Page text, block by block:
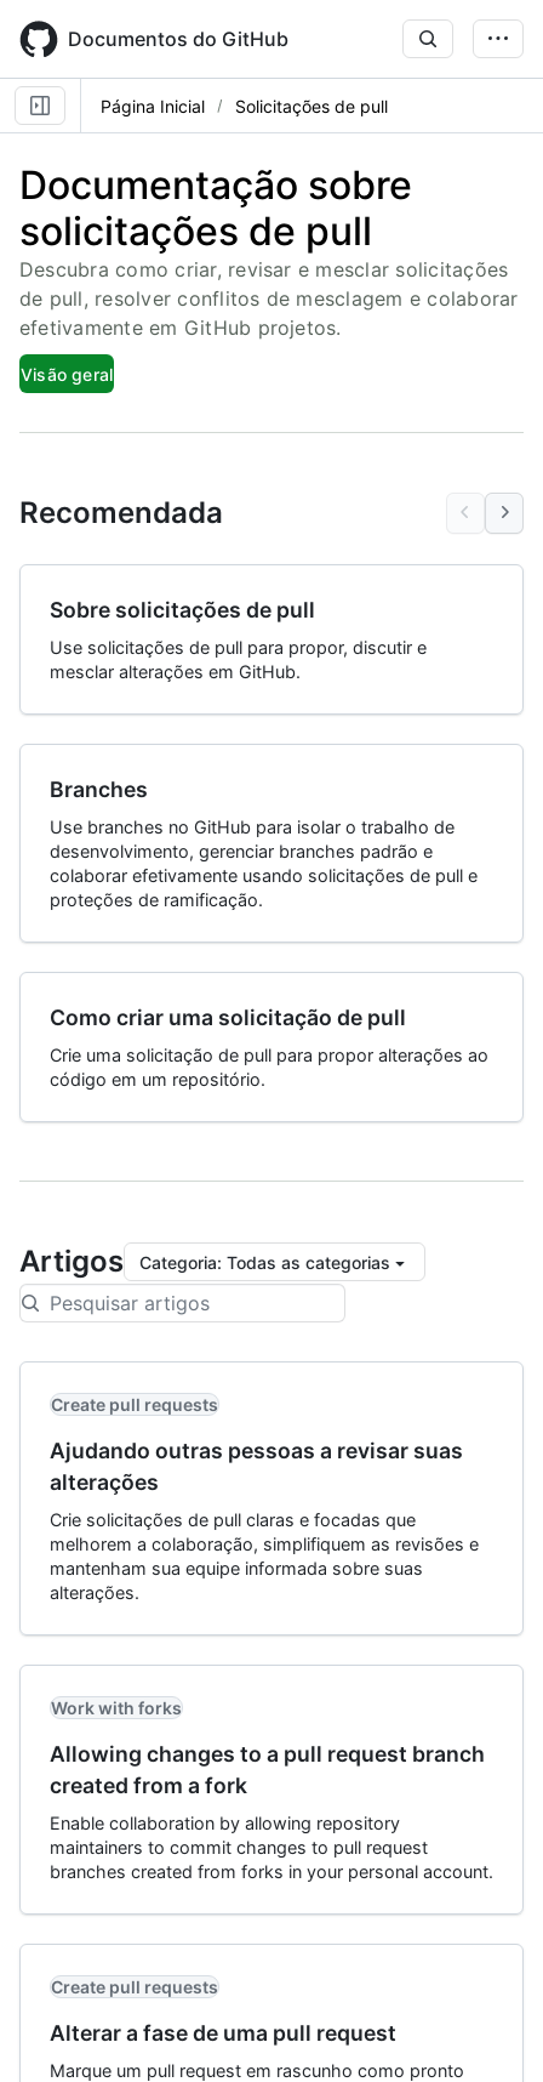
main
content
Documentos do GitHub
Página Inicial Solicitações de pull
Documentação sobre
solicitações de pull
Descubra como criar, revisar e mesclar solicitações
de pull, resolver conflitos de mesclagem e colaborar
efetivamente em GitHub projetos.
Visão geral
Recomendada
Sobre solicitações de pull
Use solicitações de pull para propor, discutir e
mesclar alterações em GitHub.
Branches
Use branches no GitHub para isolar o trabalho de
desenvolvimento, gerenciar branches padrão e
colaborar efetivamente usando solicitações de pull e
proteções de ramificação.
Como criar uma solicitação de pull
Crie uma solicitação de pull para propor alterações ao
código em um repositório.
Artigos Categoria: Todas as categorias
Create pull requests
Ajudando outras pessoas a revisar suas
alterações
Crie solicitações de pull claras e focadas que
melhorem a colaboração, simplifiquem as revisões e
mantenham sua equipe informada sobre suas
alterações.
Work with forks
Allowing changes to a pull request branch
created from a fork
Enable collaboration by allowing repository
maintainers to commit changes to pull request
branches created from forks in your personal account.
Create pull requests
Alterar a fase de uma pull request
Marque um pull request em rascunho como pronto